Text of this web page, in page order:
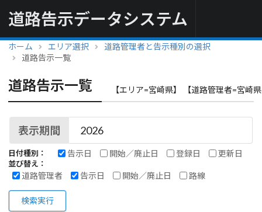
道路告示データシステム
ホーム エリア選択
道路管理者と告示種別の選択
道路告示一覧
道路告示一覧 【エリア=宮崎県】 【道路管理者=宮崎
表示期間
日付種別： 告示日 開始／廃止日 登録日 更新日
並び替え：
道路管理者 告示日 開始／廃止日 路線
検索実行